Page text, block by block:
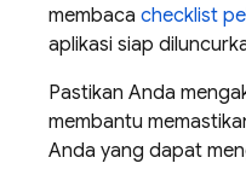
membaca checklist
aplikasi siap
Pastikan Anda
membantu
Anda yang dapat